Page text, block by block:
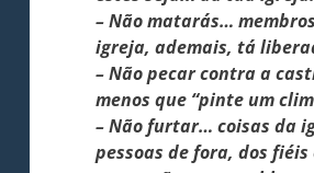
– Não matarás…
igreja, ademais, tá
– Não pecar contra a
menos que “pinte um
– Não furtar… coisas da
pessoas de fora, dos fiéis